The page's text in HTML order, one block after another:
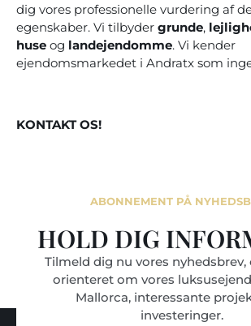
dig vores professionelle vurdering af
egenskaber. Vi tilbyder grunde,
huse og landejendomme. Vi kender
ejendomsmarkedet i Andratx som
KONTAKT OS!
ABONNEMENT PÅ
HOLD DIG
Tilmeld dig nu vores
orienteret om vores
Mallorca, interessante
investeringer.